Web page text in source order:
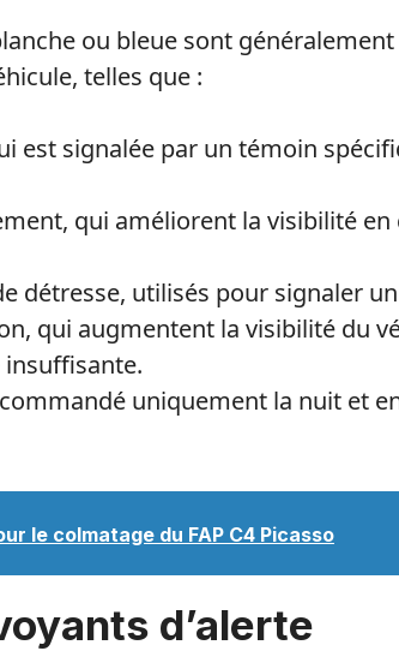
ou bleue sont
telles que :
est signalée par un témoin
qui améliorent la visibilité
détresse, utilisés pour signaler
qui augmentent la visibilité du
uniquement la nuit et
le colmatage du FAP C4 Picasso
d’alerte